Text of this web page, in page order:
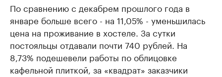
По сравнению с декабрем прошлого года в
январе больше всего - на 11,05% - уменьшилась
цена на проживание в хостеле. За сутки
постояльцы отдавали почти 740 рублей. На
8,73% подешевели работы по облицовке
кафельной плиткой, за «квадрат» заказчики